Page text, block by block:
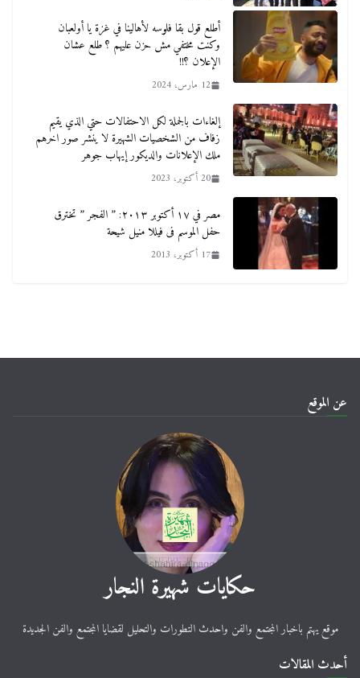
أطلع قول بقا فلوسه لأهالينا في غزة يا أولعبان
وكنت مختفي مش حزن عليهم ؟ طلع عشان
الإعلان ؟!!
12 مارس، 2024
إلغاءات بالجملة لكل الاحتفالات حتي الذي يقيم
زفاف من الشخصيات الشهيرة لا ينشر صور اخرهم
ملك الإعلانات والديكور إيهاب جوهر
20 أكتوبر، 2023
مصر في ١٧ أكتوبر ٢٠١٣: ” الفجر ” تخترق
حفل الموسم فى فيللا منيل شيحة
17 أكتوبر، 2013
عن الموقع
حكايات شهيرة النجار
موقع يهتم باخبار المجتمع والفن واحدث التطورات والتحليل لقضايا المجتمع والفن الجديدة
أحدث المقالات